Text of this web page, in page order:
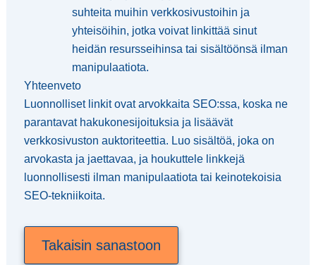
suhteita muihin verkkosivustoihin ja
yhteisöihin, jotka voivat linkittää sinut
heidän resursseihinsa tai sisältöönsä ilman
manipulaatiota.
Yhteenveto
Luonnolliset linkit ovat arvokkaita SEO:ssa, koska ne
parantavat hakukonesijoituksia ja lisäävät
verkkosivuston auktoriteettia. Luo sisältöä, joka on
arvokasta ja jaettavaa, ja houkuttele linkkejä
luonnollisesti ilman manipulaatiota tai keinotekoisia
SEO-tekniikoita.
Takaisin sanastoon